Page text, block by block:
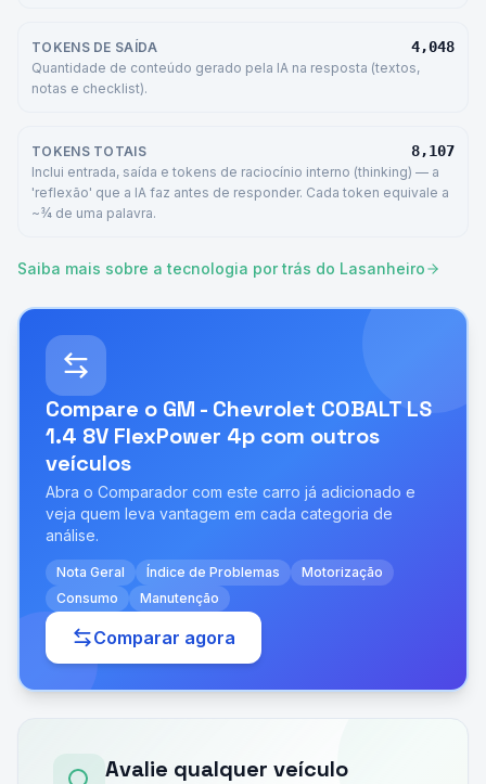
TOKENS DE SAÍDA 4,048
Quantidade de conteúdo gerado pela IA na resposta (textos,
notas e checklist).
TOKENS TOTAIS 8,107
Inclui entrada, saída e tokens de raciocínio interno (thinking) — a
'reflexão' que a IA faz antes de responder. Cada token equivale a
~¾ de uma palavra.
Saiba mais sobre a tecnologia por trás do Lasanheiro
Compare o GM - Chevrolet COBALT LS
1.4 8V FlexPower 4p com outros
veículos
Abra o Comparador com este carro já adicionado e
veja quem leva vantagem em cada categoria de
análise.
Nota Geral Índice de Problemas
Motorização
Consumo
Manutenção
Comparar agora
Avalie qualquer veículo